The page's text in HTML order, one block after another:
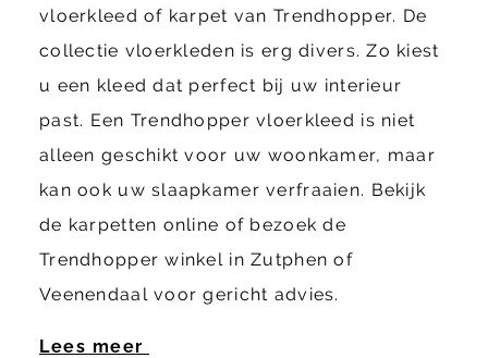
vloerkleed of karpet van Trendhopper. De
collectie vloerkleden is erg divers. Zo kiest
u een kleed dat perfect bij uw interieur
past. Een Trendhopper vloerkleed is niet
alleen geschikt voor uw woonkamer, maar
kan ook uw slaapkamer verfraaien. Bekijk
de karpetten online of bezoek de
Trendhopper winkel in Zutphen of
Veenendaal voor gericht advies.
Lees meer